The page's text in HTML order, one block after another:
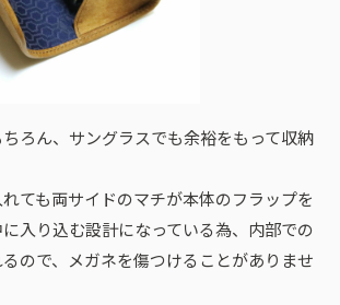
ろん、サングラスでも余裕をもって収納
ても両サイドのマチが本体のフラップを
入り込む設計になっている為、内部での
ので、メガネを傷つけることがありませ